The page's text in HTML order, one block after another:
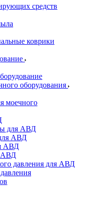
средств
коврики
оборудования
моечного
для АВД
АВД
АВД
АВД
давления для АВД